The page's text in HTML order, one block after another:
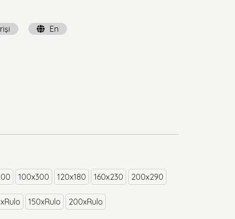
En
100x300 120x180 160x230 200x290
150xRulo 200xRulo